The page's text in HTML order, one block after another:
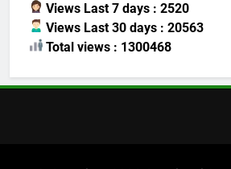
Views Last 7 days : 2520
Views Last 30 days : 20563
Total views : 1300468